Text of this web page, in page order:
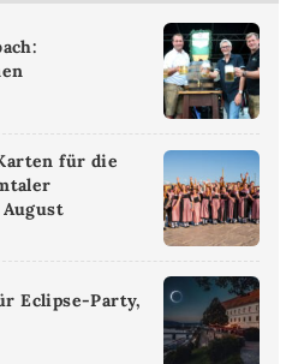
für die
August
Eclipse-Party,